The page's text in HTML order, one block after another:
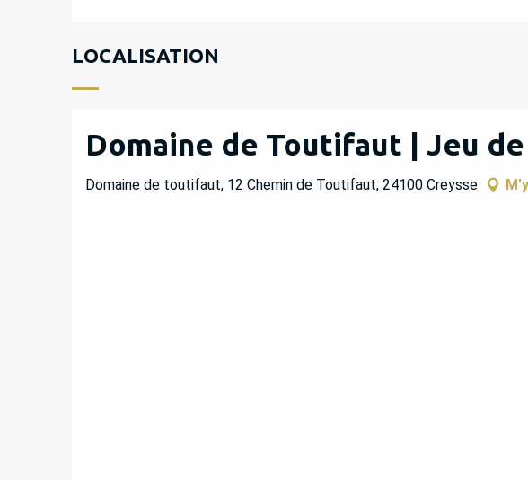
LOCALISATION
Domaine de Toutifaut | Jeu
Domaine de toutifaut, 12 Chemin de Toutifaut, 24100 Creysse